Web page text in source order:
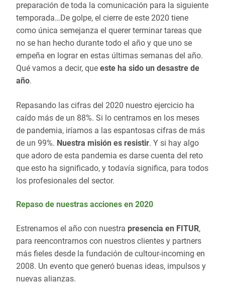
preparación de toda la comunicación para la siguiente
temporada…De golpe, el cierre de este 2020 tiene
como única semejanza el querer terminar tareas que
no se han hecho durante todo el año y que uno se
empeña en lograr en estas últimas semanas del año.
Qué vamos a decir, que este ha sido un desastre de
año.
Repasando las cifras del 2020 nuestro ejercicio ha
caído más de un 88%. Si lo centramos en los meses
de pandemia, iríamos a las espantosas cifras de más
de un 99%. Nuestra misión es resistir. Y si hay algo
que adoro de esta pandemia es darse cuenta del reto
que esto ha significado, y todavía significa, para todos
los profesionales del sector.
Repaso de nuestras acciones en 2020
Estrenamos el año con nuestra presencia en FITUR,
para reencontrarnos con nuestros clientes y partners
más fieles desde la fundación de cultour-incoming en
2008. Un evento que generó buenas ideas, impulsos y
nuevas alianzas.